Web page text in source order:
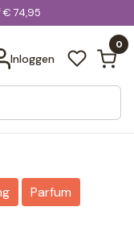
74,95
Inloggen
0
alle resultaten
Parfum